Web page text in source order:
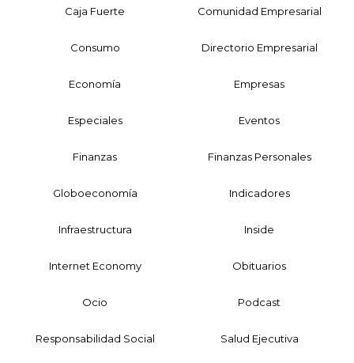
Caja Fuerte Comunidad Empresarial
Consumo Directorio Empresarial
Economía Empresas
Especiales Eventos
Finanzas Finanzas Personales
Globoeconomía Indicadores
Infraestructura Inside
Internet Economy Obituarios
Ocio Podcast
Responsabilidad Social Salud Ejecutiva